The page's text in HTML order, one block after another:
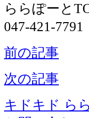
ららぽーと
047-421-
前の記事
次の記事
キドキド ら